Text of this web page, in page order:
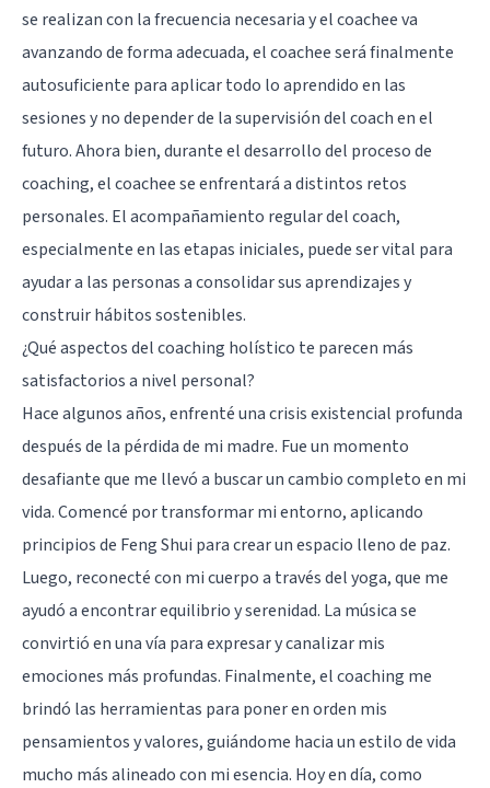
se realizan con la frecuencia necesaria y el coachee va
avanzando de forma adecuada, el coachee será finalmente
autosuficiente para aplicar todo lo aprendido en las
sesiones y no depender de la supervisión del coach en el
futuro. Ahora bien, durante el desarrollo del proceso de
coaching, el coachee se enfrentará a distintos retos
personales. El acompañamiento regular del coach,
especialmente en las etapas iniciales, puede ser vital para
ayudar a las personas a consolidar sus aprendizajes y
construir hábitos sostenibles.
¿Qué aspectos del coaching holístico te parecen más
satisfactorios a nivel personal?
Hace algunos años, enfrenté una crisis existencial profunda
después de la pérdida de mi madre. Fue un momento
desafiante que me llevó a buscar un cambio completo en mi
vida. Comencé por transformar mi entorno, aplicando
principios de Feng Shui para crear un espacio lleno de paz.
Luego, reconecté con mi cuerpo a través del yoga, que me
ayudó a encontrar equilibrio y serenidad. La música se
convirtió en una vía para expresar y canalizar mis
emociones más profundas. Finalmente, el coaching me
brindó las herramientas para poner en orden mis
pensamientos y valores, guiándome hacia un estilo de vida
mucho más alineado con mi esencia. Hoy en día, como